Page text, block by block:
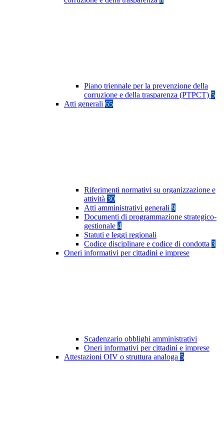
Piano triennale per la prevenzione della
corruzione e della trasparenza (PTPCT) 5
Atti generali 65
Riferimenti normativi su organizzazione e
attività 30
Atti amministrativi generali 9
Documenti di programmazione strategico-
gestionale 4
Statuti e leggi regionali
Codice disciplinare e codice di condotta 3
Oneri informativi per cittadini e imprese
Scadenzario obblighi amministrativi
Oneri informativi per cittadini e imprese
Attestazioni OIV o struttura analoga 5